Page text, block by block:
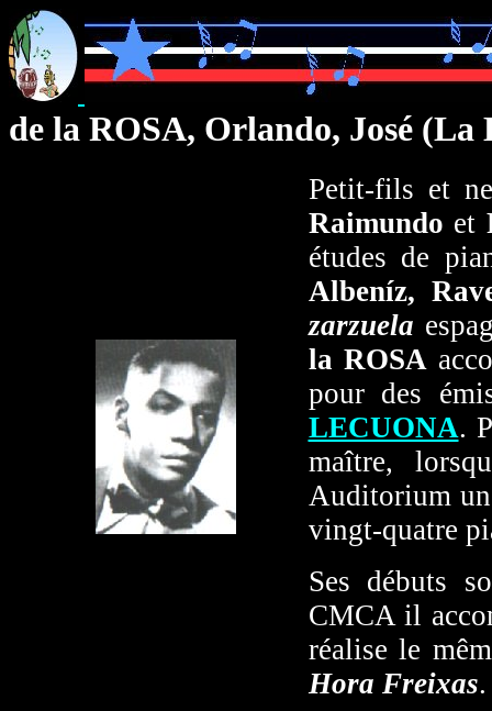
de la ROSA, Orlando, José (La
Petit-fils et
Raimundo et
études de
Albeníz,
zarzuela
la ROSA
pour des
LECUONA.
maître,
Auditorium un
vingt-quatre
Ses débuts
CMCA il
réalise le
Hora Freixas.